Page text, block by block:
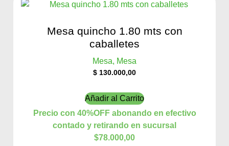
Mesa quincho 1.80 mts con
caballetes
Mesa, Mesa
$ 130.000,00
Añadir al Carrito
Precio con 40%OFF abonando en efectivo
contado y retirando en sucursal
$78.000,00